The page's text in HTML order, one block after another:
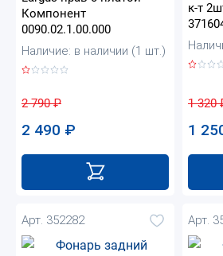
Компонент
0090.02.1.00.000
Наличие: в наличии (1 шт.)
2 790₽
2 490 ₽
к-т
1 320
1
Арт. 352282 Арт.